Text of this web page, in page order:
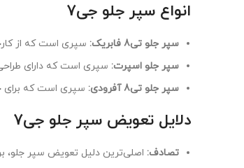
انواع سپر جلو جی7
سپر جلو تی8 فابریک:
سپری است که از
سپر جلو اسپرت: سپری است که دارای
سپر جلو تی8 آفرودی:
سپری است که برای
دلایل تعویض سپر جلو جی7
تصادف: اصلی‌ترین دلیل تعویض سپر